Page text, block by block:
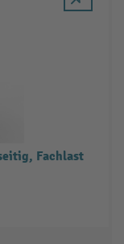
Fachlast